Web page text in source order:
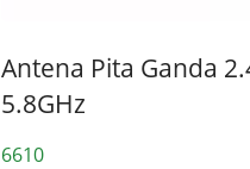
Antena Pita Ganda
5.8GHz
6610